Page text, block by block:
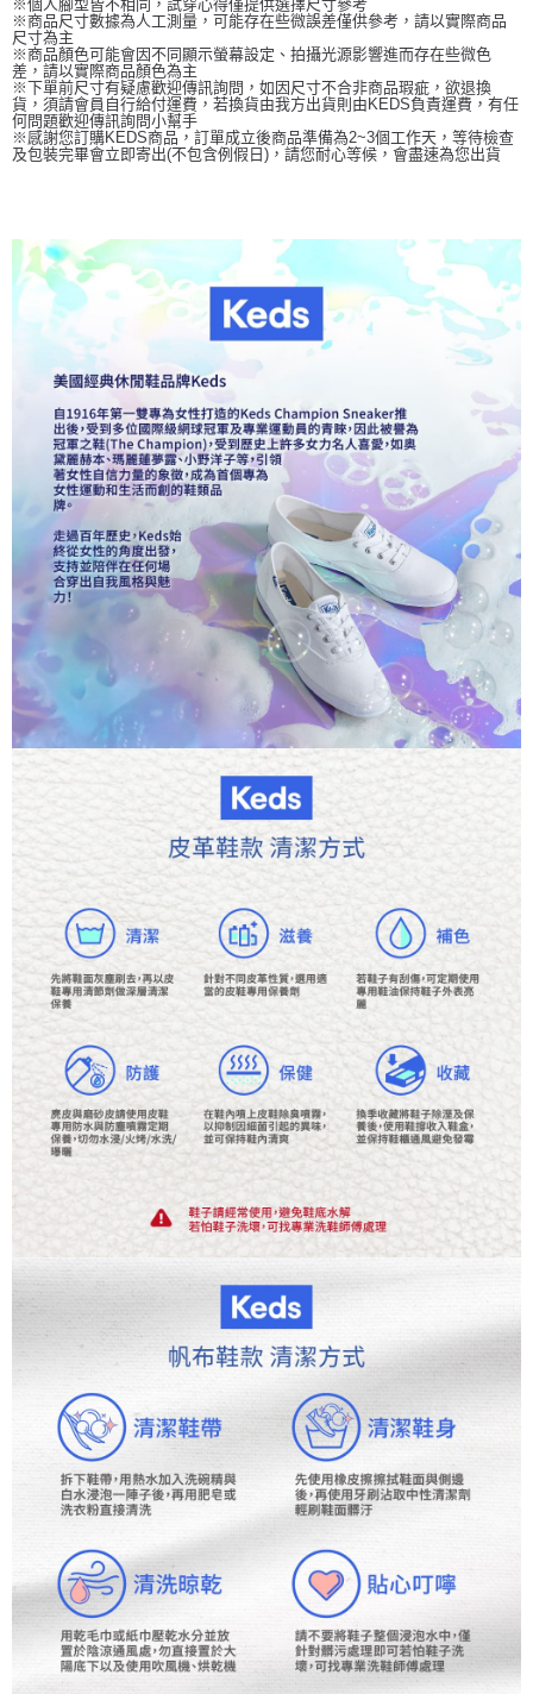
※個人腳型皆不相同，試穿心得僅提供選擇尺寸參考
※商品尺寸數據為人工測量，可能存在些微誤差僅供參考，請以實際商品
尺寸為主
※商品顏色可能會因不同顯示螢幕設定、拍攝光源影響進而存在些微色
差，請以實際商品顏色為主
※下單前尺寸有疑慮歡迎傳訊詢問，如因尺寸不合非商品瑕疵，欲退換
貨，須請會員自行給付運費，若換貨由我方出貨則由KEDS負責運費，有任
何問題歡迎傳訊詢問小幫手
※感謝您訂購KEDS商品，訂單成立後商品準備為2~3個工作天，等待檢查
及包裝完畢會立即寄出(不包含例假日)，請您耐心等候，會盡速為您出貨